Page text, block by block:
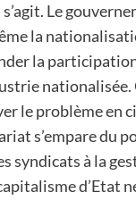
s’agit. Le
la
la
nationalisée.
le problème en
s’empare du
syndicats à la
d’Etat